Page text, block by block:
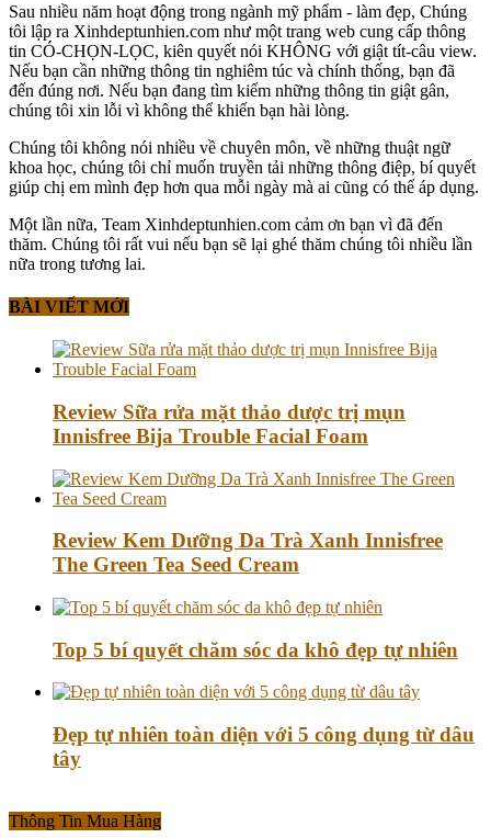
Sau nhiều năm hoạt động trong ngành mỹ phẩm - làm đẹp, Chúng
tôi lập ra Xinhdeptunhien.com như một trang web cung cấp thông
tin CÓ-CHỌN-LỌC, kiên quyết nói KHÔNG với giật tít-câu view.
Nếu bạn cần những thông tin nghiêm túc và chính thống, bạn đã
đến đúng nơi. Nếu bạn đang tìm kiếm những thông tin giật gân,
chúng tôi xin lỗi vì không thể khiến bạn hài lòng.
Chúng tôi không nói nhiều về chuyên môn, về những thuật ngữ
khoa học, chúng tôi chỉ muốn truyền tải những thông điệp, bí quyết
giúp chị em mình đẹp hơn qua mỗi ngày mà ai cũng có thể áp dụng.
Một lần nữa, Team Xinhdeptunhien.com cảm ơn bạn vì đã đến
thăm. Chúng tôi rất vui nếu bạn sẽ lại ghé thăm chúng tôi nhiều lần
nữa trong tương lai.
BÀI VIẾT MỚI
Review Sữa rửa mặt thảo dược trị mụn
Innisfree Bija Trouble Facial Foam
Review Kem Dưỡng Da Trà Xanh Innisfree
The Green Tea Seed Cream
Top 5 bí quyết chăm sóc da khô đẹp tự nhiên
Đẹp tự nhiên toàn diện với 5 công dụng từ dâu
tây
Thông Tin Mua Hàng